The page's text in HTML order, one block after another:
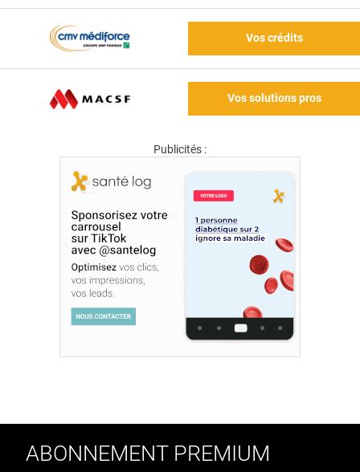
Vos crédits
Vos solutions pros
Publicités :
ABONNEMENT PREMIUM